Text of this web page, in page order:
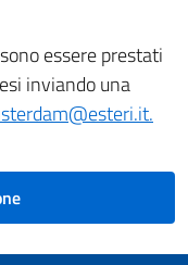
essere prestati
inviando una